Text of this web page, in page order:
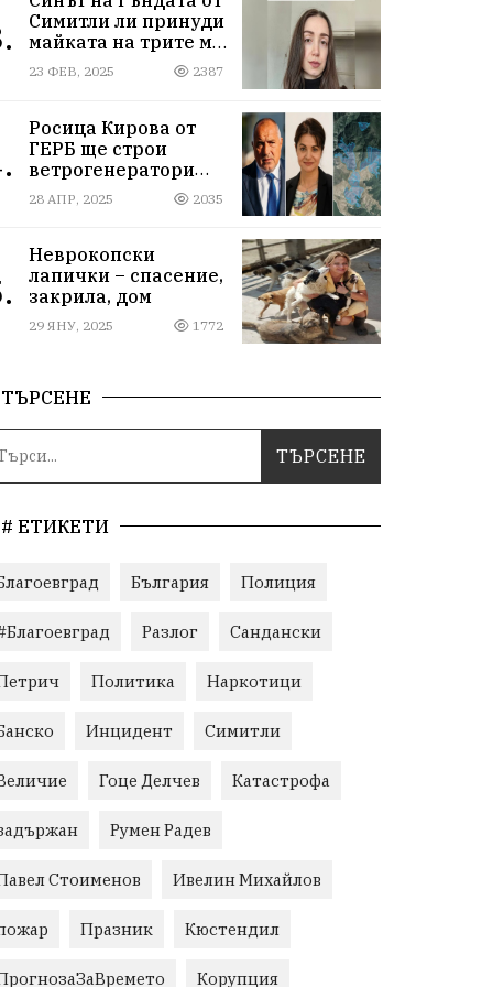
Симитли ли принуди
майката на трите му
деца да се самоубие?
Къде са
23 ФЕВ, 2025 2387
Росица Кирова от
ГЕРБ ще строи
ветрогенератори
върху пасища в
Осоговската планина
28 АПР, 2025 2035
Неврокопски
лапички – спасение,
закрила, дом
29 ЯНУ, 2025 1772
ТЪРСЕНЕ
# ЕТИКЕТИ
България Полиция
Разлог Сандански
Политика Наркотици
Инцидент Симитли
Гоце Делчев Катастрофа
Румен Радев
Стоименов Ивелин Михайлов
Празник Кюстендил
Корупция